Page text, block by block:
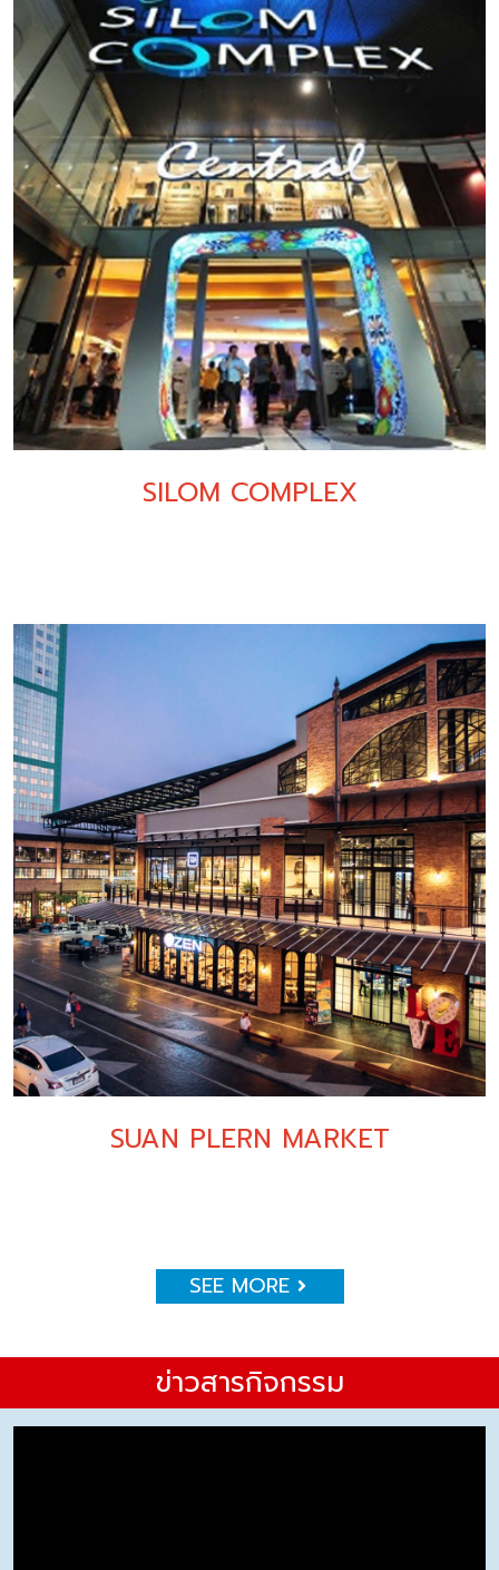
SILOM COMPLEX
SUAN PLERN MARKET
SEE MORE
ข่าวสารกิจกรรม